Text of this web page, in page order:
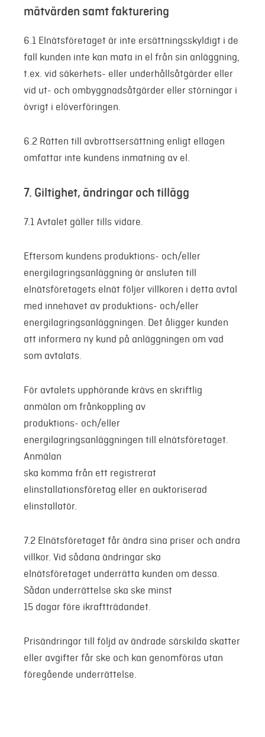
mätvärden samt fakturering
6.1 Elnätsföretaget är inte ersättningsskyldigt i de
fall kunden inte kan mata in el från sin anläggning,
t.ex. vid säkerhets- eller underhållsåtgärder eller
vid ut- och ombyggnadsåtgärder eller störningar i
övrigt i elöverföringen.
6.2 Rätten till avbrottsersättning enligt ellagen
omfattar inte kundens inmatning av el.
7. Giltighet, ändringar och tillägg
7.1 Avtalet gäller tills vidare.
Eftersom kundens produktions- och/eller
energilagringsanläggning är ansluten till
elnätsföretagets elnät följer villkoren i detta avtal
med innehavet av produktions- och/eller
energilagringsanläggningen. Det åligger kunden
att informera ny kund på anläggningen om vad
som avtalats.
För avtalets upphörande krävs en skriftlig
anmälan om frånkoppling av
produktions- och/eller
energilagringsanläggningen till elnätsföretaget.
Anmälan
ska komma från ett registrerat
elinstallationsföretag eller en auktoriserad
elinstallatör.
7.2 Elnätsföretaget får ändra sina priser och andra
villkor. Vid sådana ändringar ska
elnätsföretaget underrätta kunden om dessa.
Sådan underrättelse ska ske minst
15 dagar före ikraftträdandet.
Prisändringar till följd av ändrade särskilda skatter
eller avgifter får ske och kan genomföras utan
föregående underrättelse.